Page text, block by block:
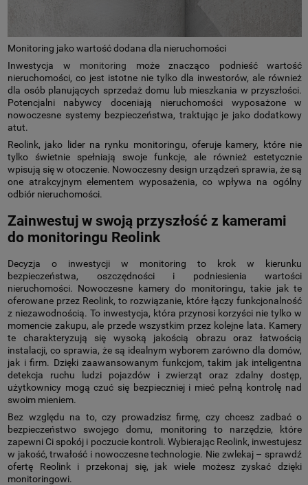
Monitoring jako wartość dodana dla nieruchomości
Inwestycja w monitoring może znacząco podnieść wartość
nieruchomości, co jest istotne nie tylko dla inwestorów, ale również
dla osób planujących sprzedaż domu lub mieszkania w przyszłości.
Potencjalni nabywcy doceniają nieruchomości wyposażone w
nowoczesne systemy bezpieczeństwa, traktując je jako dodatkowy
atut.
Reolink, jako lider na rynku monitoringu, oferuje kamery, które nie
tylko świetnie spełniają swoje funkcje, ale również estetycznie
wpisują się w otoczenie. Nowoczesny design urządzeń sprawia, że są
one atrakcyjnym elementem wyposażenia, co wpływa na ogólny
odbiór nieruchomości.
Zainwestuj w swoją przyszłość z kamerami
do monitoringu Reolink
Decyzja o inwestycji w monitoring to krok w kierunku
bezpieczeństwa, oszczędności i podniesienia wartości
nieruchomości. Nowoczesne kamery do monitoringu, takie jak te
oferowane przez Reolink, to rozwiązanie, które łączy funkcjonalność
z niezawodnością. To inwestycja, która przynosi korzyści nie tylko w
momencie zakupu, ale przede wszystkim przez kolejne lata. Kamery
te charakteryzują się wysoką jakością obrazu oraz łatwością
instalacji, co sprawia, że są idealnym wyborem zarówno dla domów,
jak i firm. Dzięki zaawansowanym funkcjom, takim jak inteligentna
detekcja ruchu ludzi pojazdów i zwierząt oraz zdalny dostęp,
użytkownicy mogą czuć się bezpieczniej i mieć pełną kontrolę nad
swoim mieniem.
Bez względu na to, czy prowadzisz firmę, czy chcesz zadbać o
bezpieczeństwo swojego domu, monitoring to narzędzie, które
zapewni Ci spokój i poczucie kontroli. Wybierając Reolink, inwestujesz
w jakość, trwałość i nowoczesne technologie. Nie zwlekaj – sprawdź
ofertę Reolink i przekonaj się, jak wiele możesz zyskać dzięki
monitoringowi.